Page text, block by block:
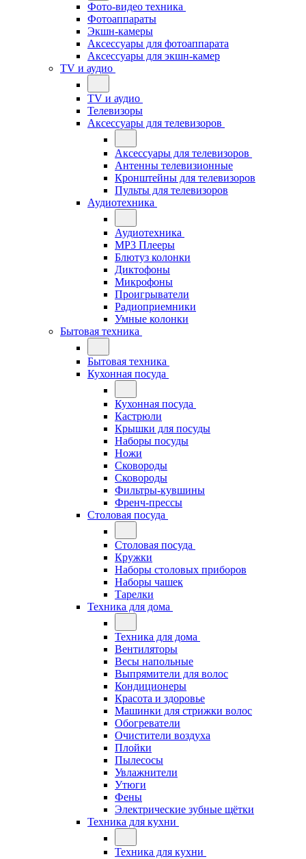
Фото-видео техника
Фотоаппараты
Экшн-камеры
Аксессуары для фотоаппарата
Аксессуары для экшн-камер
TV и аудио
TV и аудио
Телевизоры
Аксессуары для телевизоров
Аксессуары для телевизоров
Антенны телевизионные
Кронштейны для телевизоров
Пульты для телевизоров
Аудиотехника
Аудиотехника
MP3 Плееры
Блютуз колонки
Диктофоны
Микрофоны
Проигрыватели
Радиоприемники
Умные колонки
Бытовая техника
Бытовая техника
Кухонная посуда
Кухонная посуда
Кастрюли
Крышки для посуды
Наборы посуды
Ножи
Сковороды
Сковороды
Фильтры-кувшины
Френч-прессы
Столовая посуда
Столовая посуда
Кружки
Наборы столовых приборов
Наборы чашек
Тарелки
Техника для дома
Техника для дома
Вентиляторы
Весы напольные
Выпрямители для волос
Кондиционеры
Красота и здоровье
Машинки для стрижки волос
Обогреватели
Очистители воздуха
Плойки
Пылесосы
Увлажнители
Утюги
Фены
Электрические зубные щётки
Техника для кухни
Техника для кухни